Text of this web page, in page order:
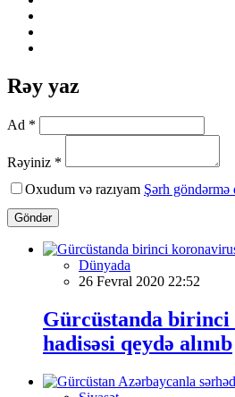
Rəy yaz
Ad *
Rəyiniz *
Oxudum və razıyam Şərh göndərmə
Göndər
Dünyada
26 Fevral 2020 22:52
Gürcüstanda
hadisəsi qeydə alınıb